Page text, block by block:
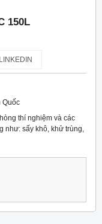
150L
LINKEDIN
Quốc
thí nghiệm và các
như: sấy khô, khử trùng,